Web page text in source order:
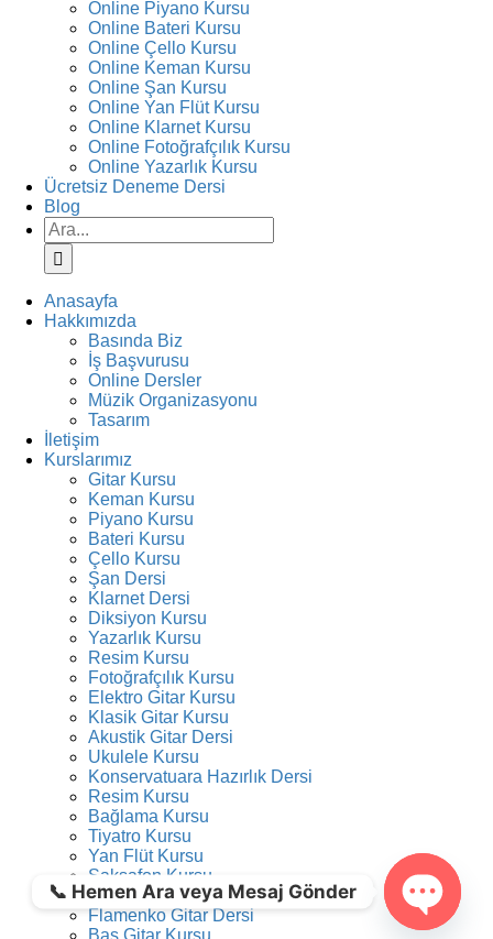
Online Piyano Kursu
Online Bateri Kursu
Online Çello Kursu
Online Keman Kursu
Online Şan Kursu
Online Yan Flüt Kursu
Online Klarnet Kursu
Online Fotoğrafçılık Kursu
Online Yazarlık Kursu
Ücretsiz Deneme Dersi
Blog
Ara:
Anasayfa
Hakkımızda
Basında Biz
İş Başvurusu
Online Dersler
Müzik Organizasyonu
Tasarım
İletişim
Kurslarımız
Gitar Kursu
Keman Kursu
Piyano Kursu
Bateri Kursu
Çello Kursu
Şan Dersi
Klarnet Dersi
Diksiyon Kursu
Yazarlık Kursu
Resim Kursu
Fotoğrafçılık Kursu
Elektro Gitar Kursu
Klasik Gitar Kursu
Akustik Gitar Dersi
Ukulele Kursu
Konservatuara Hazırlık Dersi
Resim Kursu
Bağlama Kursu
Tiyatro Kursu
Yan Flüt Kursu
Saksafon Kursu
Akordeon Kursu
Flamenko Gitar Dersi
Bas Gitar Kursu
📞 Hemen Ara veya Mesaj Gönder